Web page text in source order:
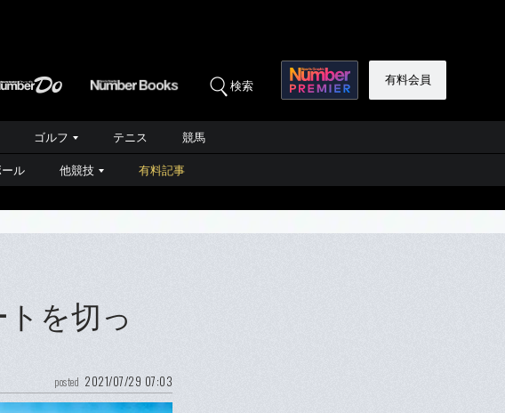
検索 有料会員
ゴルフ テニス 競馬
ル 他競技 有料記事
を切っ
posted 2021/07/29 07:03